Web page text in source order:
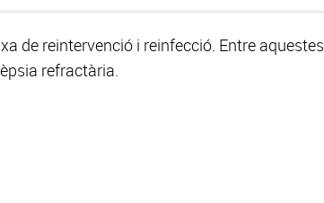
de reintervenció i reinfecció. Entre aquestes
refractària.